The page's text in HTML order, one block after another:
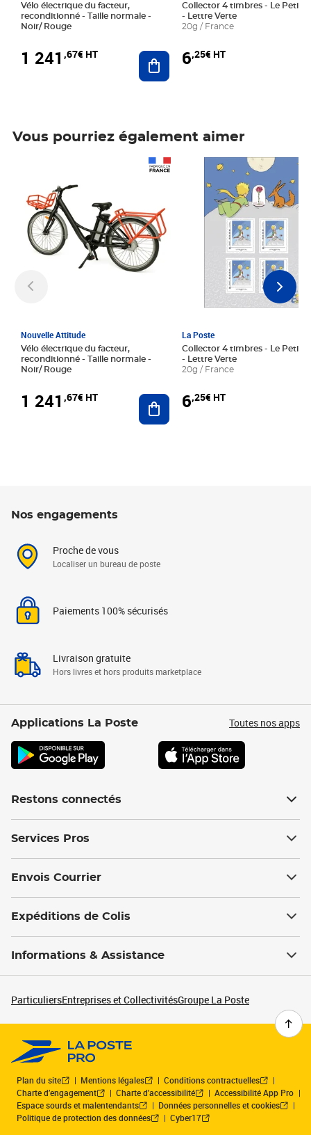
Vélo électrique du facteur,
reconditionné - Taille normale -
Noir/ Rouge
1 241 ,67€ HT Ajouter au panier
Collector 4 timbres - Le Petit
- Lettre Verte
20g / France
6,25€ HT
Vous pourriez également aimer
Nouvelle Attitude
Vélo électrique du facteur,
reconditionné - Taille normale -
Noir/ Rouge
1 241 ,67€ HT Ajouter au panier
La Poste
Collector 4 timbres - Le Petit
- Lettre Verte
20g / France
6,25€ HT
Prix 6,25€ HT
Nos engagements
Proche de vous
Localiser un bureau de poste
Paiements 100% sécurisés
Livraison gratuite
Hors livres et hors produits marketplace
Applications La Poste Toutes nos apps
Restons connectés
Services Pros
Envois Courrier
Expéditions de Colis
Informations & Assistance
ParticuliersEntreprises et CollectivitésGroupe La Poste
Plan du site Mentions légales
Conditions contractuelles
Charte d’engagement
Charte d'accessibilité
Accessibilité App Pro
Espace sourds et malentendants
Données personnelles et cookies
Politique de protection des données
Cyber17